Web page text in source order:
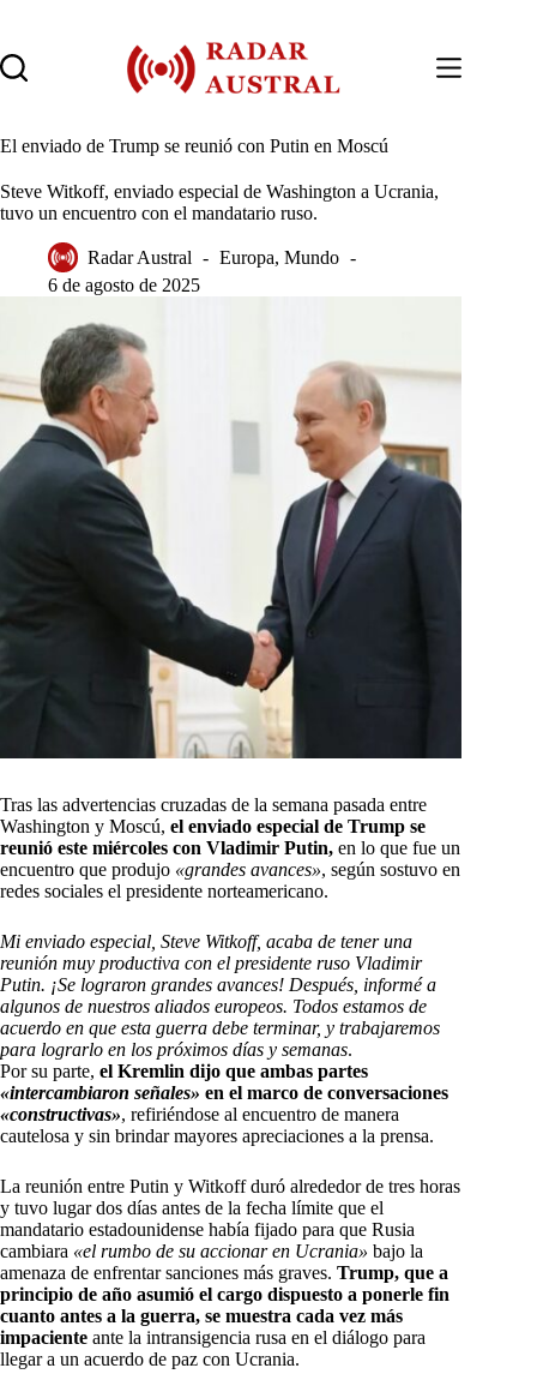
contenido
El enviado de Trump se reunió con Putin en Moscú
Steve Witkoff, enviado especial de Washington a Ucrania,
tuvo un encuentro con el mandatario ruso.
Radar Austral Europa, Mundo
6 de agosto de 2025
Tras las advertencias cruzadas de la semana pasada entre
Washington y Moscú, el enviado especial de Trump se
reunió este miércoles con Vladimir Putin, en lo que fue un
encuentro que produjo «grandes avances», según sostuvo en
redes sociales el presidente norteamericano.
Mi enviado especial, Steve Witkoff, acaba de tener una
reunión muy productiva con el presidente ruso Vladimir
Putin. ¡Se lograron grandes avances! Después, informé a
algunos de nuestros aliados europeos. Todos estamos de
acuerdo en que esta guerra debe terminar, y trabajaremos
para lograrlo en los próximos días y semanas.
Por su parte, el Kremlin dijo que ambas partes
«intercambiaron señales» en el marco de conversaciones
«constructivas», refiriéndose al encuentro de manera
cautelosa y sin brindar mayores apreciaciones a la prensa.
La reunión entre Putin y Witkoff duró alrededor de tres horas
y tuvo lugar dos días antes de la fecha límite que el
mandatario estadounidense había fijado para que Rusia
cambiara «el rumbo de su accionar en Ucrania» bajo la
amenaza de enfrentar sanciones más graves. Trump, que a
principio de año asumió el cargo dispuesto a ponerle fin
cuanto antes a la guerra, se muestra cada vez más
impaciente ante la intransigencia rusa en el diálogo para
llegar a un acuerdo de paz con Ucrania.